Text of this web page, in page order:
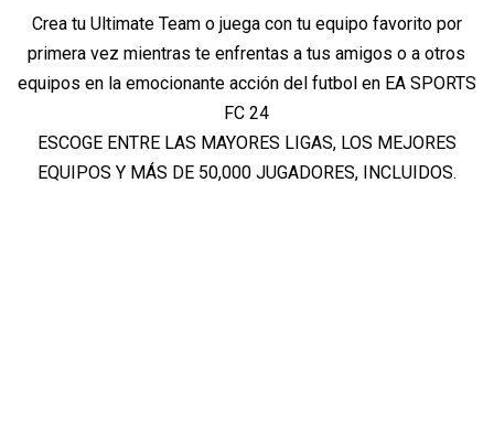
Crea tu Ultimate Team o juega con tu equipo favorito por
primera vez mientras te enfrentas a tus amigos o a otros
equipos en la emocionante acción del futbol en EA SPORTS
FC 24
ESCOGE ENTRE LAS MAYORES LIGAS, LOS MEJORES
EQUIPOS Y MÁS DE 50,000 JUGADORES, INCLUIDOS.